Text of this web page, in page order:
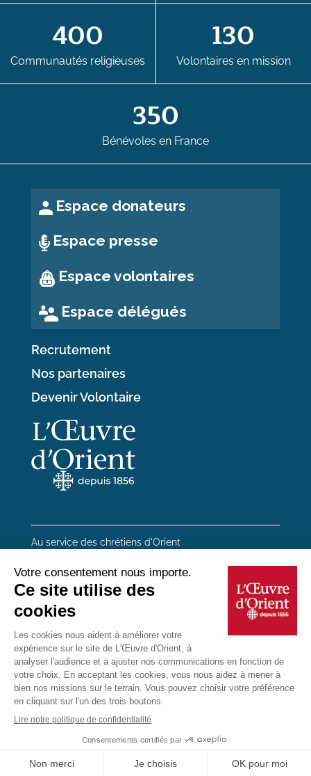
400
Communautés religieuses
130
Volontaires en mission
350
Bénévoles en France
Espace donateurs
Espace presse
Espace volontaires
Espace délégués
Recrutement
Nos partenaires
Devenir Volontaire
Au service des chrétiens d'Orient
20 rue du Regard 75006 Paris
Mentions Légales
Plan du site
Données personnelles